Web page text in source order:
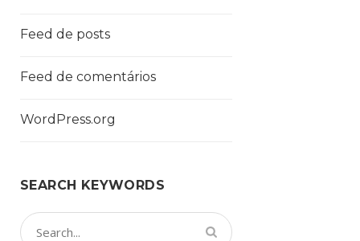
Feed de posts
Feed de comentários
WordPress.org
SEARCH KEYWORDS